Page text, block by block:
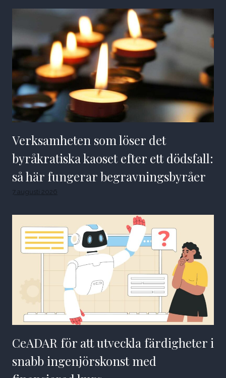
Verksamheten som löser det
byråkratiska kaoset efter ett dödsfall:
så här fungerar begravningsbyråer
7 augusti 2026
CeADAR för att utveckla färdigheter i
snabb ingenjörskonst med